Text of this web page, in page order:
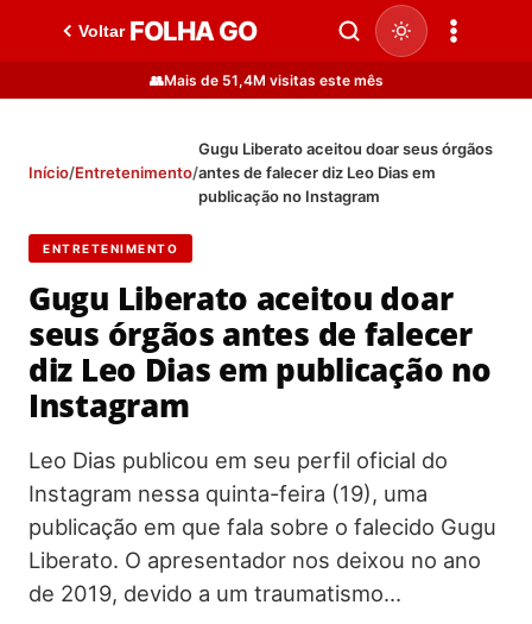
Voltar FOLHA GO
👥Mais de 51,4M visitas este mês
Início/Entretenimento/
Gugu Liberato aceitou doar seus órgãos
antes de falecer diz Leo Dias em
publicação no Instagram
ENTRETENIMENTO
Gugu Liberato aceitou doar
seus órgãos antes de falecer
diz Leo Dias em publicação no
Instagram
Leo Dias publicou em seu perfil oficial do
Instagram nessa quinta-feira (19), uma
publicação em que fala sobre o falecido Gugu
Liberato. O apresentador nos deixou no ano
de 2019, devido a um traumatismo…